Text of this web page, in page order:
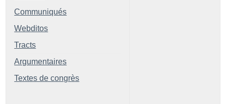
Communiqués
Webditos
Tracts
Argumentaires
Textes de congrès